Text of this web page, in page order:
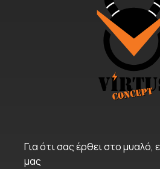
Για ότι σας έρθει στο μυαλό,
μας